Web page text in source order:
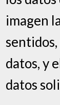
imagen
datos, y
datos